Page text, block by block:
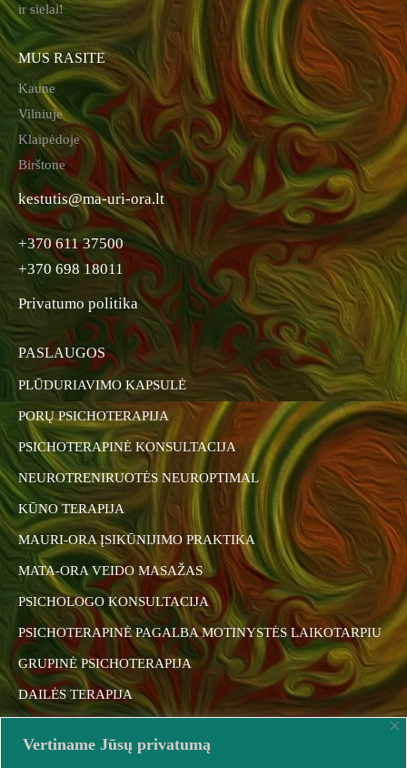
Vertiname Jūsų privatumą
ir sielai!
MUS RASITE
Kaune
Vilniuje
Klaipėdoje
Birštone
kestutis@ma-uri-ora.lt
+370 611 37500
+370 698 18011
Privatumo politika
PASLAUGOS
PLŪDURIAVIMO KAPSULĖ
PORŲ PSICHOTERAPIJA
PSICHOTERAPINĖ KONSULTACIJA
NEUROTRENIRUOTĖS NEUROPTIMAL
KŪNO TERAPIJA
MAURI-ORA ĮSIKŪNIJIMO PRAKTIKA
MATA-ORA VEIDO MASAŽAS
PSICHOLOGO KONSULTACIJA
PSICHOTERAPINĖ PAGALBA MOTINYSTĖS LAIKOTARPIU
GRUPINĖ PSICHOTERAPIJA
DAILĖS TERAPIJA